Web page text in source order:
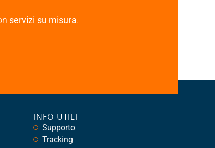
servizi su misura.
INFO UTILI
Supporto
Tracking